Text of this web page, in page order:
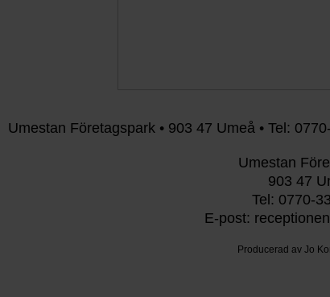
Umestan Företagspark • 903 47 Umeå • Tel:
Umestan
903 47
Tel: 0770-
E-post:
Producerad av Jo